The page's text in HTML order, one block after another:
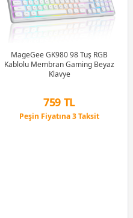
MageGee GK980 98 Tuş RGB
Kablolu Membran Gaming Beyaz
Klavye
759 TL
Peşin Fiyatına 3 Taksit